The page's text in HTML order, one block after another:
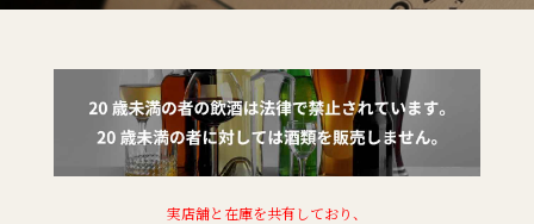
実店舗と在庫を共有しており、